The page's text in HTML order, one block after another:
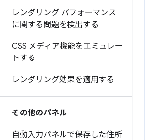
レンダリング パフォーマンス
に関する問題を検出する
CSS メディア機能をエミュレー
トする
レンダリング効果を適用する
その他のパネル
自動入力パネルで保存した住所